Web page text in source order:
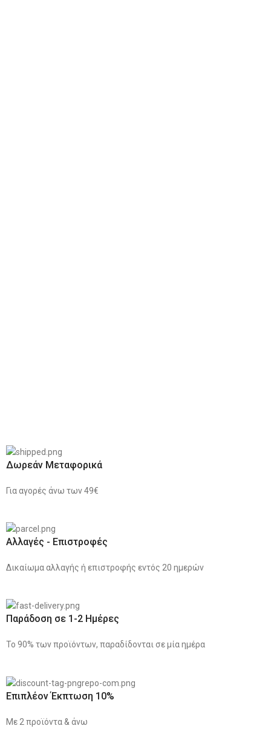
Δωρεάν Μεταφορικά
Για αγορές άνω των 49€
Αλλαγές - Επιστροφές
Δικαίωμα αλλαγής ή επιστροφής εντός 20 ημερών
Παράδοση σε 1-2 Ημέρες
Το 90% των προϊόντων, παραδίδονται σε μία ημέρα
Επιπλέον Έκπτωση 10%
Με 2 προϊόντα & άνω